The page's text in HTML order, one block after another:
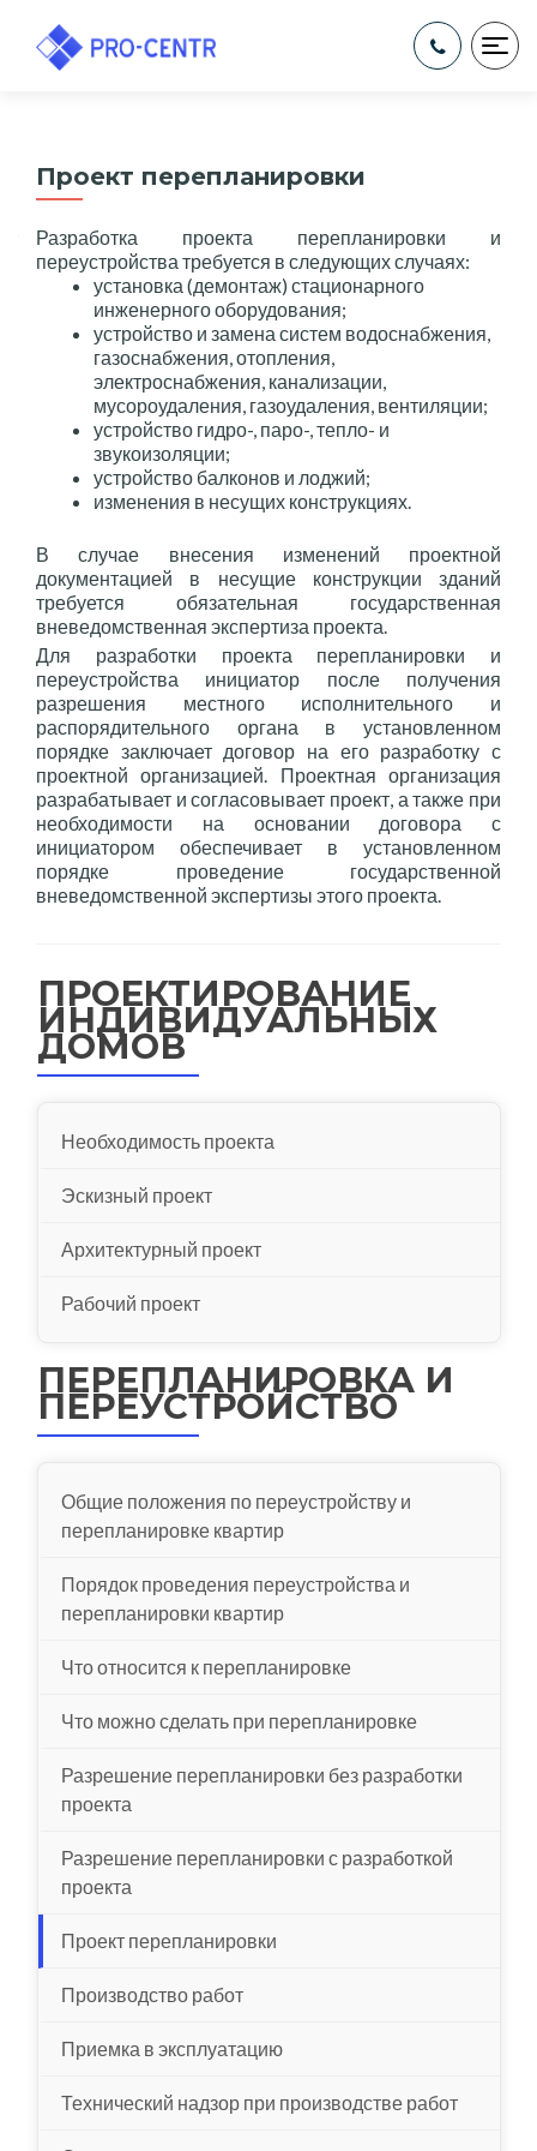
Проект перепланировки
Разработка проекта перепланировки и
переустройства требуется в следующих случаях:
установка (демонтаж) стационарного
инженерного оборудования;
устройство и замена систем водоснабжения,
газоснабжения, отопления,
электроснабжения, канализации,
мусороудаления, газоудаления, вентиляции;
устройство гидро-, паро-, тепло- и
звукоизоляции;
устройство балконов и лоджий;
изменения в несущих конструкциях.
В случае внесения изменений проектной
документацией в несущие конструкции зданий
требуется обязательная государственная
вневедомственная экспертиза проекта.
Для разработки проекта перепланировки и
переустройства инициатор после получения
разрешения местного исполнительного и
распорядительного органа в установленном
порядке заключает договор на его разработку с
проектной организацией. Проектная организация
разрабатывает и согласовывает проект, а также при
необходимости на основании договора с
инициатором обеспечивает в установленном
порядке проведение государственной
вневедомственной экспертизы этого проекта.
ПРОЕКТИРОВАНИЕ
ИНДИВИДУАЛЬНЫХ
ДОМОВ
Необходимость проекта
Эскизный проект
Архитектурный проект
Рабочий проект
ПЕРЕПЛАНИРОВКА И
ПЕРЕУСТРОЙСТВО
Общие положения по переустройству и
перепланировке квартир
Порядок проведения переустройства и
перепланировки квартир
Что относится к перепланировке
Что можно сделать при перепланировке
Разрешение перепланировки без разработки
проекта
Разрешение перепланировки с разработкой
проекта
Проект перепланировки
Производство работ
Приемка в эксплуатацию
Технический надзор при производстве работ